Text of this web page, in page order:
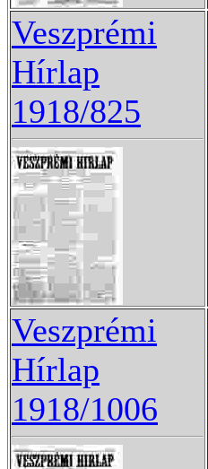
Veszprémi
Hírlap
1918/825
Veszprémi
Hírlap
1918/1006